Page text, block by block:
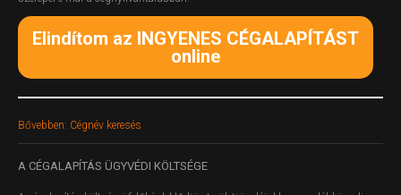
Elindítom az INGYENES CÉGALAPÍTÁST
online
Bővebben: Cégnév keresés
A CÉGALAPÍTÁS ÜGYVÉDI KÖLTSÉGE